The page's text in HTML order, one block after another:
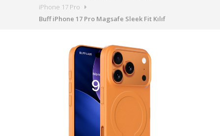
iPhone 17 Pro
Buff iPhone 17 Pro Magsafe Sleek Fit Kılıf